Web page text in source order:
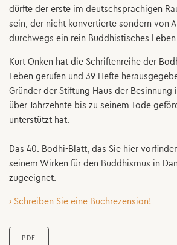
dürfte der erste im deutschsprachigen
sein, der nicht konvertierte sondern von
durchwegs ein rein Buddhistisches
Kurt Onken hat die Schriftenreihe der
Leben gerufen und 39 Hefte
Gründer der Stiftung Haus der Besinnung
über Jahrzehnte bis zu seinem Tode
unterstützt hat.
Das 40. Bodhi-Blatt, das Sie hier
seinem Wirken für den Buddhismus in
zugeeignet.
› Schreiben Sie eine Buchrezension!
PDF